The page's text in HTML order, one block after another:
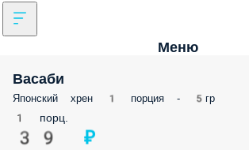
Меню
Васаби
Японский хрен 1 порция - 5гр
1 порц.
39 ₽